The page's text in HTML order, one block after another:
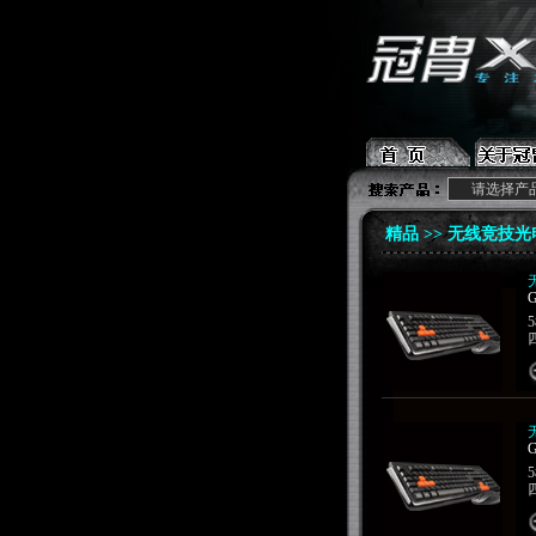
请选择产
精品 >> 无线竞技光